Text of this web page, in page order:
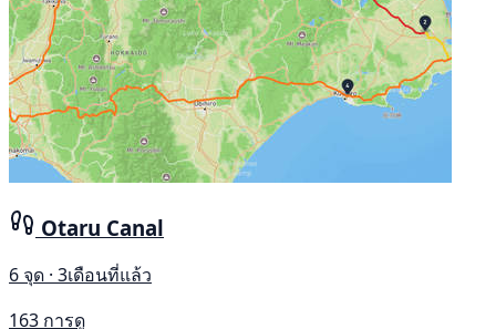
Otaru Canal
6 จุด · 3เดือนที่แล้ว
163 การดู